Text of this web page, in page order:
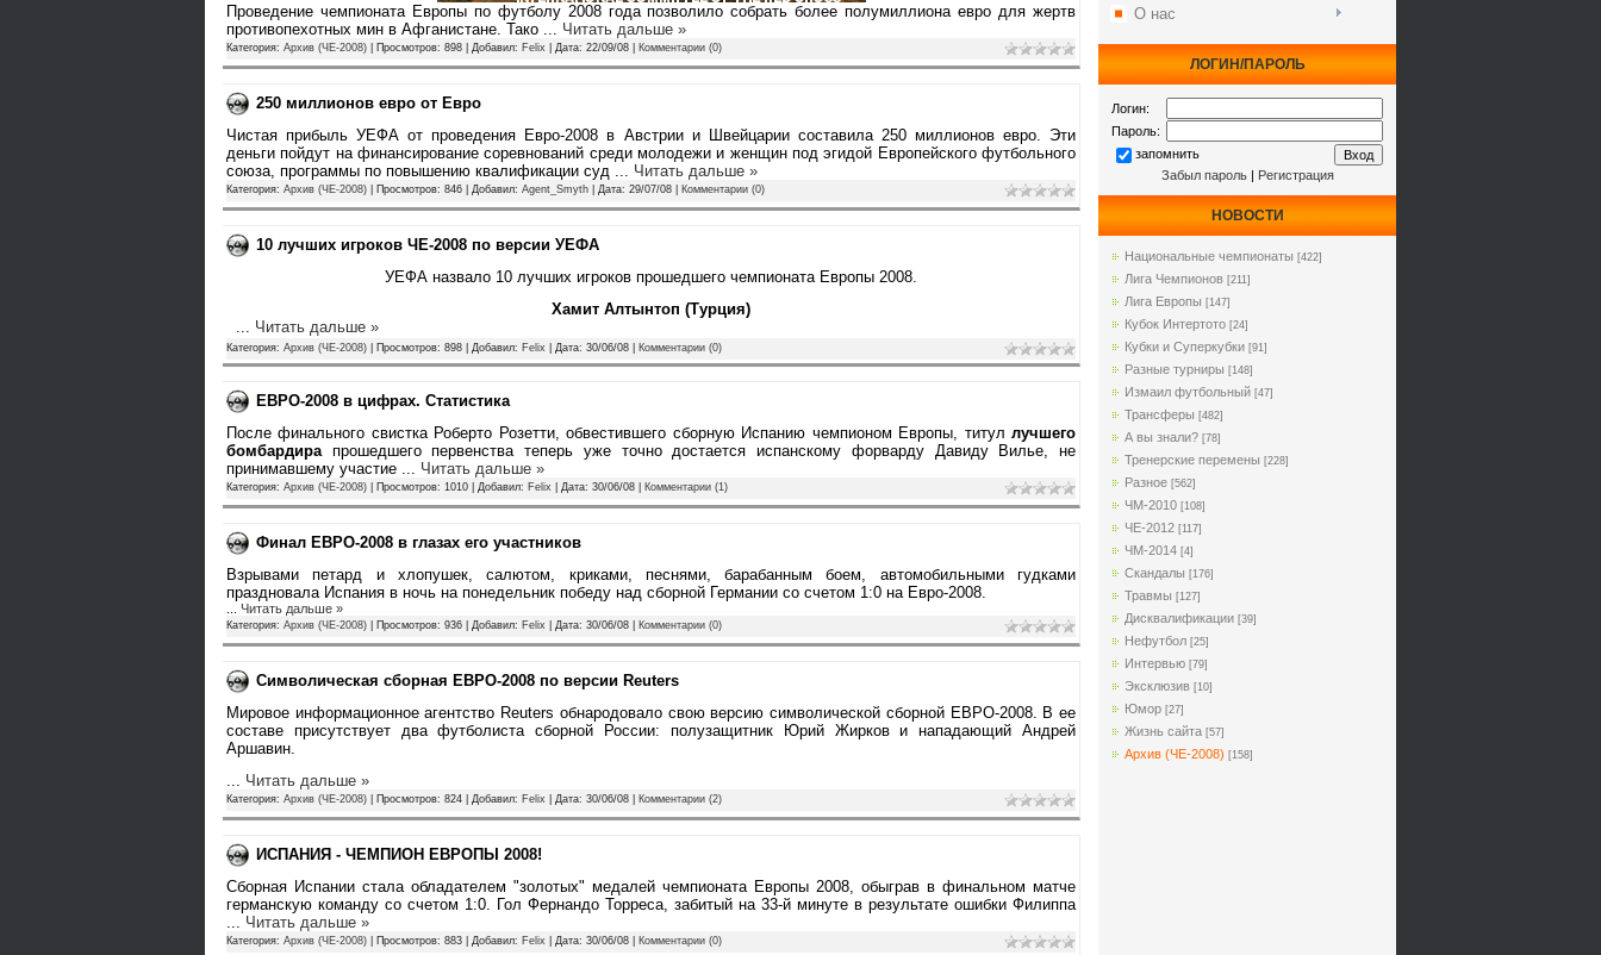
Проведение чемпионата Европы по футболу 2008 года позволило собрать более полумиллиона евро для жертв
противопехотных мин в Афганистане. Тако
Читать дальше »
Категория: Архив (ЧЕ-2008) | Просмотров: 898 | Добавил: Felix | Дата: 22/09/08 Комментарии (0)
250 миллионов евро от Евро
Чистая прибыль УЕФА от проведения Евро-2008 в Австрии и Швейцарии составила 250 миллионов евро. Эти
деньги пойдут на финансирование соревнований среди молодежи и женщин под эгидой Европейского футбольного
союза, программы по повышению квалификации суд
Читать дальше »
Категория: Архив (ЧЕ-2008) | Просмотров: 846 | Добавил: Agent_Smyth | Дата: 29/07/08 Комментарии (0)
10 лучших игроков ЧЕ-2008 по версии УЕФА
УЕФА назвало 10 лучших игроков прошедшего чемпионата Европы 2008.
Хамит Алтынтоп (Турция)
Читать дальше »
Категория: Архив (ЧЕ-2008) | Просмотров: 898 | Добавил: Felix | Дата: 30/06/08 Комментарии (0)
ЕВРО-2008 в цифрах. Статистика
После финального свистка Роберто Розетти, обвестившего сборную Испанию чемпионом Европы, титул лучшего
бомбардира прошедшего первенства теперь уже точно достается испанскому форварду Давиду Вилье, не
принимавшему участие
Читать дальше »
Категория: Архив (ЧЕ-2008) | Просмотров: 1010 | Добавил: Felix | Дата: 30/06/08 Комментарии (1)
Финал ЕВРО-2008 в глазах его участников
Взрывами петард и хлопушек, салютом, криками, песнями, барабанным боем, автомобильными гудками
праздновала Испания в ночь на понедельник победу над сборной Германии со счетом 1:0 на Евро-2008.
Читать дальше »
Категория: Архив (ЧЕ-2008) | Просмотров: 936 | Добавил: Felix | Дата: 30/06/08 Комментарии (0)
Cимволическая сборная EВРО-2008 по версии Reuters
Мировое информационное агентство Reuters обнародовало свою версию символической сборной EВРО-2008. В ее
составе присутствует два футболиста сборной России: полузащитник Юрий Жирков и нападающий Андрей
Аршавин.
Читать дальше »
Категория: Архив (ЧЕ-2008) | Просмотров: 824 | Добавил: Felix | Дата: 30/06/08 Комментарии (2)
ИСПАНИЯ - ЧЕМПИОН ЕВРОПЫ 2008!
Сборная Испании стала обладателем "золотых" медалей чемпионата Европы 2008, обыграв в финальном матче
германскую команду со счетом 1:0. Гол Фернандо Торреса, забитый на 33-й минуте в результате ошибки Филиппа
Читать дальше »
Категория: Архив (ЧЕ-2008) | Просмотров: 883 | Добавил: Felix | Дата: 30/06/08 Комментарии (0)
О нас
ЛОГИН/ПАРОЛЬ
Логин:
Пароль:
запомнить
Забыл пароль| Регистрация
НОВОСТИ
Национальные чемпионаты [422]
Лига Чемпионов [211]
Лига Европы [147]
Кубок Интертото [24]
Кубки и Суперкубки [91]
Разные турниры [148]
Измаил футбольный [47]
Трансферы [482]
А вы знали? [78]
Тренерские перемены [228]
Разное [562]
ЧМ-2010 [108]
ЧЕ-2012 [117]
ЧМ-2014 [4]
Cкандалы [176]
Травмы [127]
Дисквалификации [39]
Нефутбол [25]
Интервью [79]
Эксклюзив [10]
Юмор [27]
Жизнь сайта [57]
Архив (ЧЕ-2008) [158]